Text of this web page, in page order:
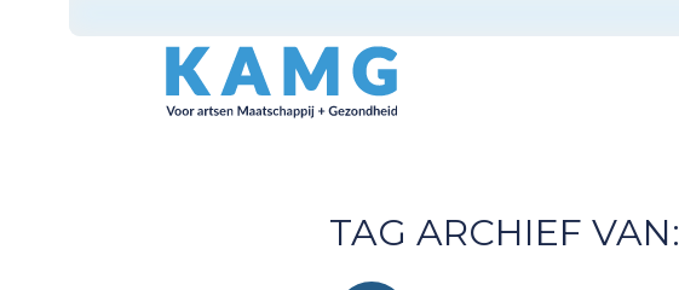
TAG ARCHIEF VAN: